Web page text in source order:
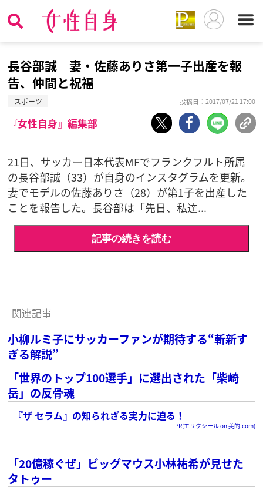
長谷部誠 妻・佐藤ありさ第一子出産を報
告、仲間と祝福
スポーツ 投稿日：2017/07/21 17:00
『女性自身』編集部
21日、サッカー日本代表MFでフランクフルト所属
の長谷部誠（33）が自身のインスタグラムを更新。
妻でモデルの佐藤ありさ（28）が第1子を出産した
ことを報告した。長谷部は「先日、私達...
記事の続きを読む
関連記事
小柳ルミ子にサッカーファンが期待する“斬新す
ぎる解説”
「世界のトップ100選手」に選出された「柴崎
岳」の反骨魂
『ザ セラム』の知られざる実力に迫る！
PR(エリクシール on 美的.com)
「20億稼ぐぜ」ビッグマウス小林祐希が見せた
タトゥー